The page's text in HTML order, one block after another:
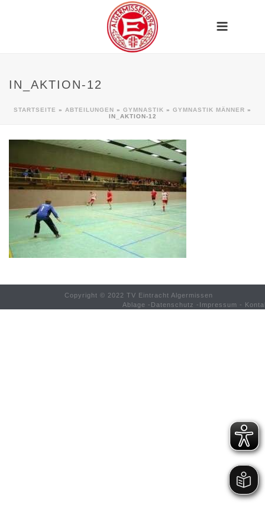
IN_AKTION-12
STARTSEITE » ABTEILUNGEN » GYMNASTIK » GYMNASTIK MÄNNER »
IN_AKTION-12
Copyright © 2022 TV Eintracht Algermissen
Ablage - Datenschutz - Impressum -